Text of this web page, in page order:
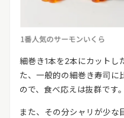
細巻き1本を2本にカットし
た、一般的の細巻き寿司に
ので、食べ応えは抜群です。
また、その分シャリが少な